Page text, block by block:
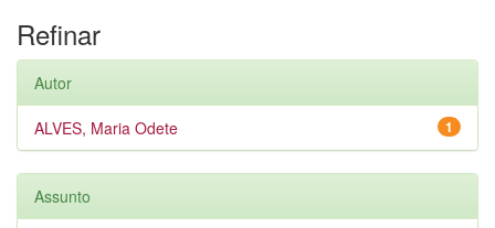
Refinar
Autor
1
ALVES, Maria Odete
Assunto